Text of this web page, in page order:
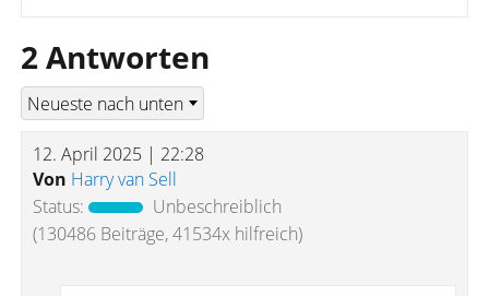
2 Antworten
12. April 2025 | 22:28
Von Harry van Sell
Status:
Unbeschreiblich
(130486 Beiträge, 41534x hilfreich)